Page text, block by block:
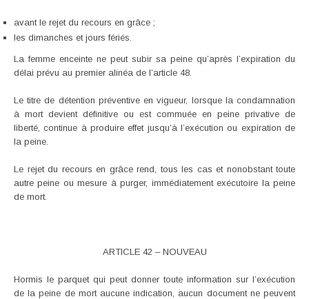
avant le rejet du recours en grâce ;
les dimanches et jours fériés.
La femme enceinte ne peut subir sa peine qu’après l’expiration du
délai prévu au premier alinéa de l’article 48.
Le titre de détention préventive en vigueur, lorsque la condamnation
à mort devient définitive ou est commuée en peine privative de
liberté, continue à produire effet jusqu’à l’exécution ou expiration de
la peine.
Le rejet du recours en grâce rend, tous les cas et nonobstant toute
autre peine ou mesure à purger, immédiatement exécutoire la peine
de mort.
ARTICLE 42 – NOUVEAU
Hormis le parquet qui peut donner toute information sur l’exécution
de la peine de mort aucune indication, aucun document ne peuvent